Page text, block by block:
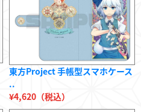
東方Project 手帳型スマホケース
..
¥4,620（税込）